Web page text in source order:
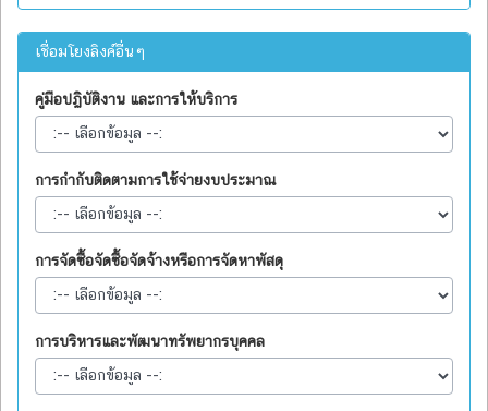
เชื่อมโยงลิงค์อื่นๆ
คู่มือปฏิบัติงาน และการให้บริการ
การกำกับติดตามการใช้จ่ายงบประมาณ
การจัดซื้อจัดซื้อจัดจ้างหรือการจัดหาพัสดุ
การบริหารและพัฒนาทรัพยากรบุคคล